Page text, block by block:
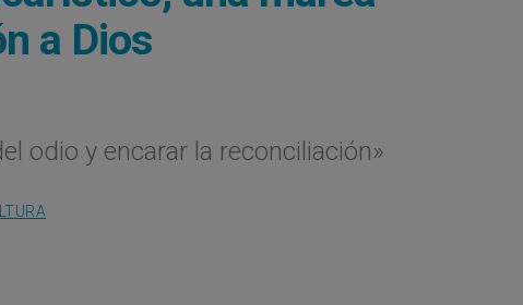
a Dios
odio y encarar la reconciliación»